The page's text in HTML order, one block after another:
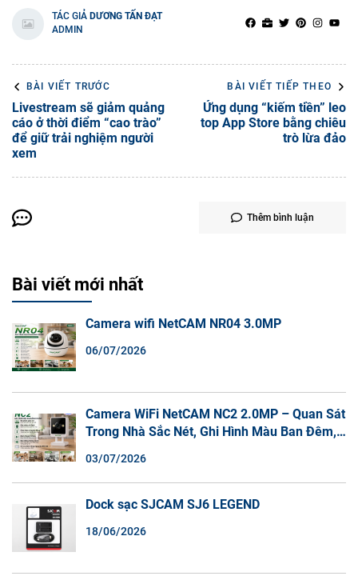
TÁC GIẢ DƯƠNG TẤN ĐẠT
ADMIN
BÀI VIẾT TRƯỚC
Livestream sẽ giảm quảng
cáo ở thời điểm “cao trào”
để giữ trải nghiệm người
xem
BÀI VIẾT TIẾP THEO
Ứng dụng “kiếm tiền” leo
top App Store bằng chiêu
trò lừa đảo
Thêm bình luận
Bài viết mới nhất
Camera wifi NetCAM NR04 3.0MP
06/07/2026
Camera WiFi NetCAM NC2 2.0MP – Quan Sát
Trong Nhà Sắc Nét, Ghi Hình Màu Ban Đêm,
03/07/2026
Dock sạc SJCAM SJ6 LEGEND
18/06/2026